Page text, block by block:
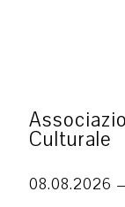
Culturale
08.08.2026